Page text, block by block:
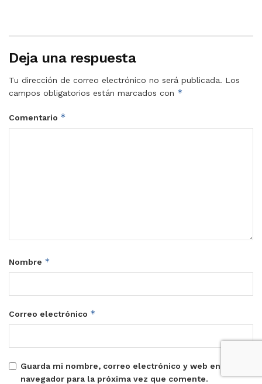
Deja una respuesta
Tu dirección de correo electrónico no será publicada. Los
campos obligatorios están marcados con *
Comentario *
Nombre *
Correo electrónico *
Guarda mi nombre, correo electrónico y web en este
navegador para la próxima vez que comente.